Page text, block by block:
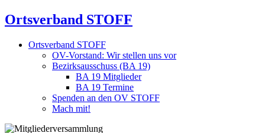
Ortsverband STOFF
Ortsverband STOFF
OV-Vorstand: Wir stellen uns vor
Bezirksausschuss (BA 19)
BA 19 Mitglieder
BA 19 Termine
Spenden an den OV STOFF
Mach mit!